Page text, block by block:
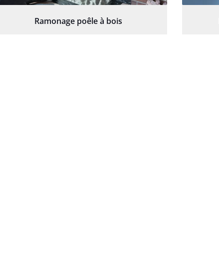
Ramonage poêle à bois